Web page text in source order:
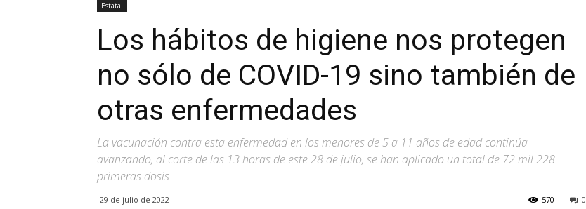
Estatal
Los hábitos de higiene nos protegen
no sólo de COVID-19 sino también de
otras enfermedades
La vacunación contra esta enfermedad en los menores de 5 a 11 años de edad continúa
avanzando, al corte de las 13 horas de este 28 de julio, se han aplicado un total de 72 mil 228
primeras dosis
29 de julio de 2022 0
570